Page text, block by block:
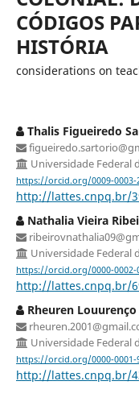
CÓDIGOS
HISTÓRIA
considerations on
Thalis Figueiredo
Universidade Federal
https://orcid.org/0009-0003-
http://lattes.cnpq.br/
Nathalia Vieira
Universidade Federal
https://orcid.org/0000-0002-
http://lattes.cnpq.br/
Rheuren Louurenço
Universidade Federal
https://orcid.org/0000-0001-
http://lattes.cnpq.br/